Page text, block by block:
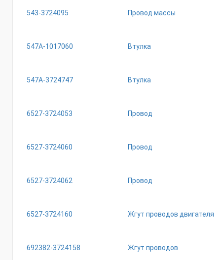
543-3724095 Провод массы
547А-1017060 Втулка
547А-3724747 Втулка
6527-3724053 Провод
6527-3724060 Провод
6527-3724062 Провод
6527-3724160 Жгут проводов двигателя
692382-3724158 Жгут проводов